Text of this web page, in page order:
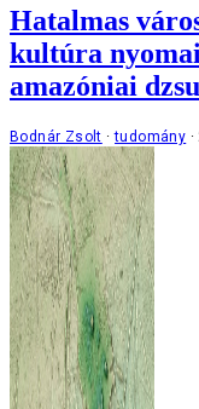
Hatalmas
kultúra
amazóniai
Bodnár Zsolt tudomány